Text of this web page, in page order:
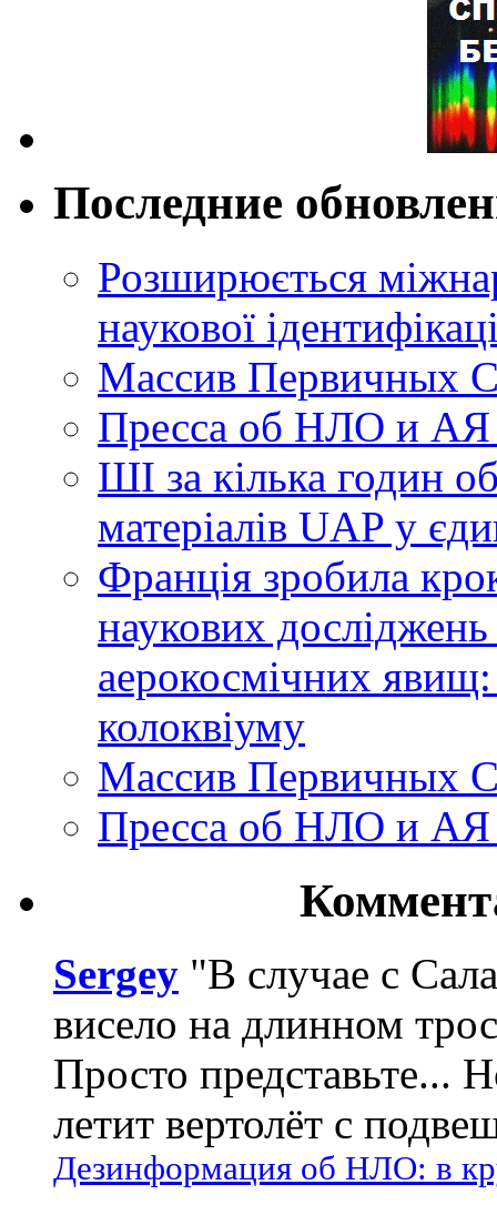
Последние
Розширюється
наукової
Массив Первичных
Пресса об НЛО и
ШІ за кілька годин
матеріалів UAP у
Франція зробила
наукових
аерокосмічних
колоквіуму
Массив Первичных
Пресса об НЛО и
Sergey "В случае с
висело на длинном
Просто представьте...
летит вертолёт с
Дезинформация об НЛО: в